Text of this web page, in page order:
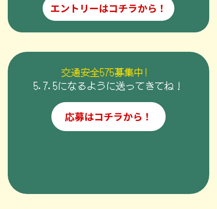
エントリーはコチラから！
交通安全575募集中!
5.7.5になるように送ってきてね！
応募はコチラから！